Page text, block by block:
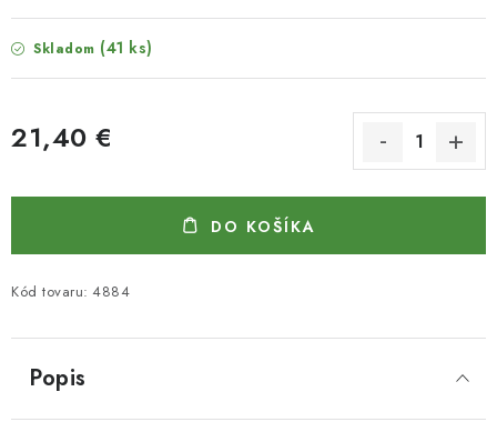
Skladom (41 ks)
21,40 €
DO KOŠÍKA
Kód tovaru: 4884
Popis